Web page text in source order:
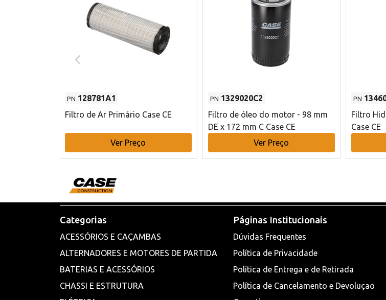
PN 128781A1
Filtro de Ar Primário Case CE
Ver Preço
PN 1329020C2
Filtro de óleo do motor - 98 mm
DE x 172 mm C Case CE
Ver Preço
PN
Filtro
Case CE
Categorias
ACESSÓRIOS E CAÇAMBAS
ALTERNADORES E MOTORES DE PARTIDA
BATERIAS E ACESSÓRIOS
CHASSI E ESTRUTURA
Páginas Institucionais
Dúvidas Frequentes
Política de Privacidade
Política de Entrega e de Retirada
Política de Cancelamento e Devoluçao